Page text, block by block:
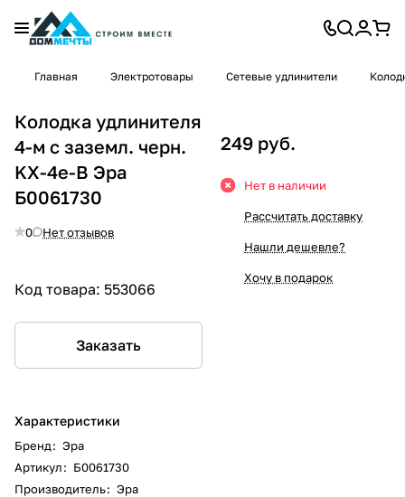
Главная Электротовары Сетевые удлинители
Колодка удлинителя
4-м с заземл. черн.
KX-4e-B Эра
Б0061730
0 Нет отзывов
Код товара: 553066
Заказать
Характеристики
Бренд: Эра
Артикул: Б0061730
Производитель: Эра
249 руб.
Нет в наличии
Рассчитать доставку
Нашли дешевле?
Хочу в подарок